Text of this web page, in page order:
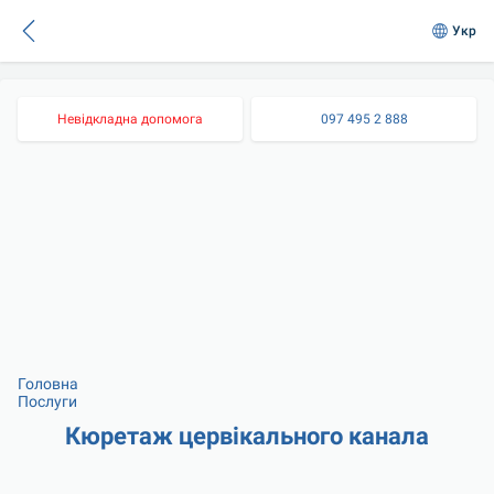
Укр
Невідкладна допомога 097 495 2 888
Головна
Послуги
Кюретаж цервікального канала